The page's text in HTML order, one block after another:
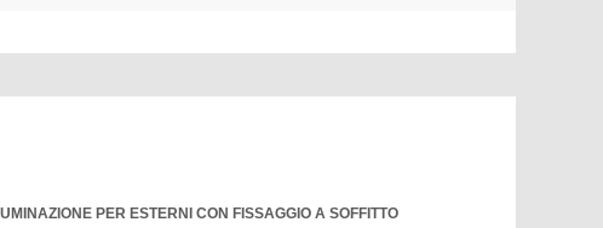
PER ESTERNI CON FISSAGGIO A SOFFITTO